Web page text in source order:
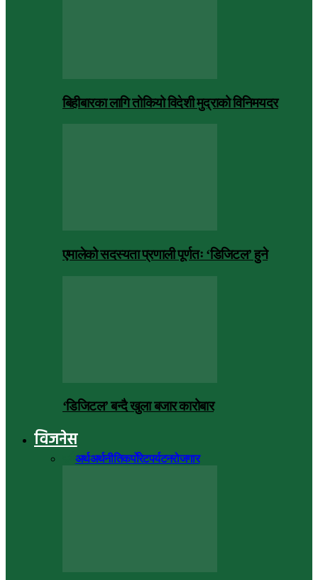
बिहीबारका लागि तोकियो विदेशी मुद्राको विनिमयदर
एमालेको सदस्यता प्रणाली पूर्णतः ‘डिजिटल’ हुने
‘डिजिटल’ बन्दै खुला बजार कारोबार
विजनेस
अर्थअर्थनीतिकर्पोरेटपर्यटनरोजगार